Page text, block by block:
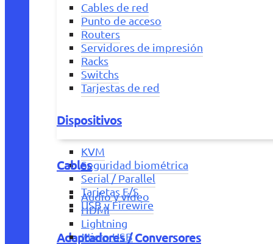
Cables de red
Punto de acceso
Routers
Servidores de impresión
Racks
Switchs
Tarjestas de red
Dispositivos
KVM
Seguridad biométrica
Serial / Parallel
Tarjetas E/S
USB y Firewire
Adaptadores / Conversores
Cables
Audio y vídeo
HDMI
Lightning
Micro USB